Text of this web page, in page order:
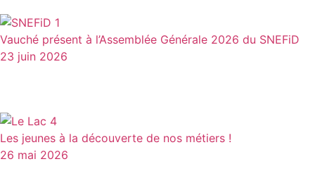
Vauché présent à l’Assemblée Générale 2026 du SNEFiD
23 juin 2026
Les jeunes à la découverte de nos métiers !
26 mai 2026